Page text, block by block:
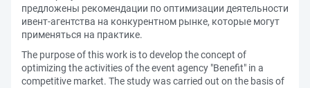
предложены рекомендации по оптимизации деятельности
ивент-агентства на конкурентном рынке, которые могут
применяться на практике.
The purpose of this work is to develop the concept of
optimizing the activities of the event agency "Benefit" in a
competitive market. The study was carried out on the basis of